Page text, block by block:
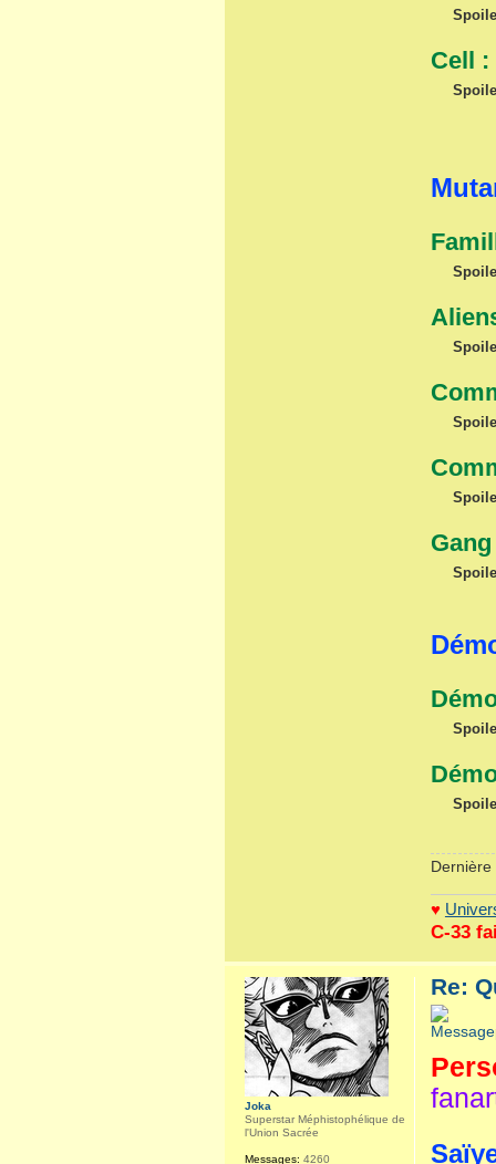
Cell :
♥
C-33
Re:
Joka
Superstar Méphistophélique de
l'Union Sacrée
Messages: 4260